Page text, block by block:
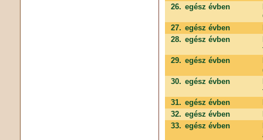
26. egész évben
27. egész évben
28. egész évben
29. egész évben
30. egész évben
31. egész évben
32. egész évben
33. egész évben